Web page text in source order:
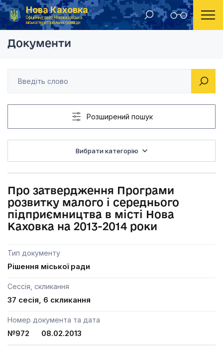
Нова Каховка
Офіційний сайт Новокаховської
міської територіальної громади
Головна Рішення Новокаховської міської ради 2013 рік Про затвердження
Документи
Розширений пошук
Вибрати категорію
Про затвердження Програми
розвитку малого і середнього
підприємництва в місті Нова
Каховка на 2013-2014 роки
Тип документу
Рішення міської ради
Сессія, скликання
37 сесія, 6 скликання
Номер документа та дата
№972 08.02.2013